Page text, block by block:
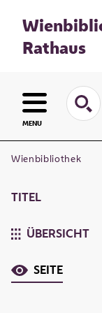
Rathaus
MENU
Wienbibliothek
TITEL
ÜBERSICHT
SEITE